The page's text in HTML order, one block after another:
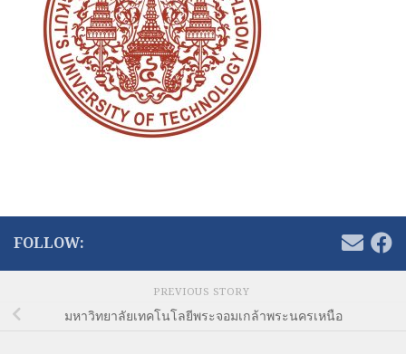
FOLLOW:
PREVIOUS STORY
มหาวิทยาลัยเทคโนโลยีพระจอมเกล้าพระนครเหนือ